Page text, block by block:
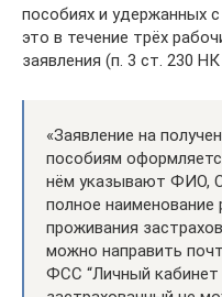
пособиях и удержанных
это в течение трёх
заявления (п. 3 ст. 230
«Заявление на
пособиям
нём указывают ФИО,
полное наименование
проживания
можно направить
ФСС “Личный кабинет